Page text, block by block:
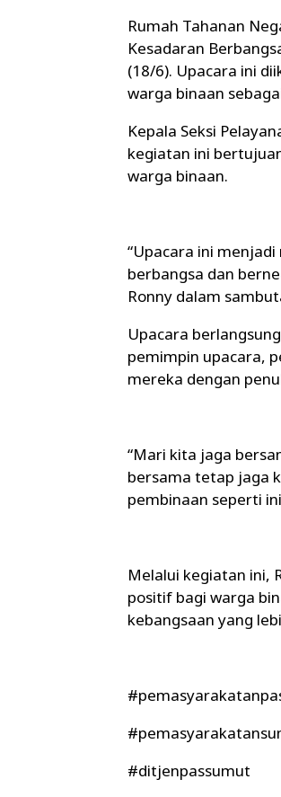
Rumah Tahanan
Kesadaran
(18/6). Upacara ini
warga binaan
Kepala Seksi
kegiatan ini
warga binaan.
“Upacara ini
berbangsa dan
Ronny dalam
Upacara
pemimpin upacara,
mereka dengan
“Mari kita jaga
bersama tetap jaga
pembinaan seperti
Melalui kegiatan ini,
positif bagi warga
kebangsaan yang
#ditjenpassumut